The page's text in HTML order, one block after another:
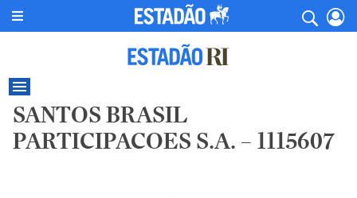
SANTOS BRASIL
PARTICIPACOES S.A. – 1115607